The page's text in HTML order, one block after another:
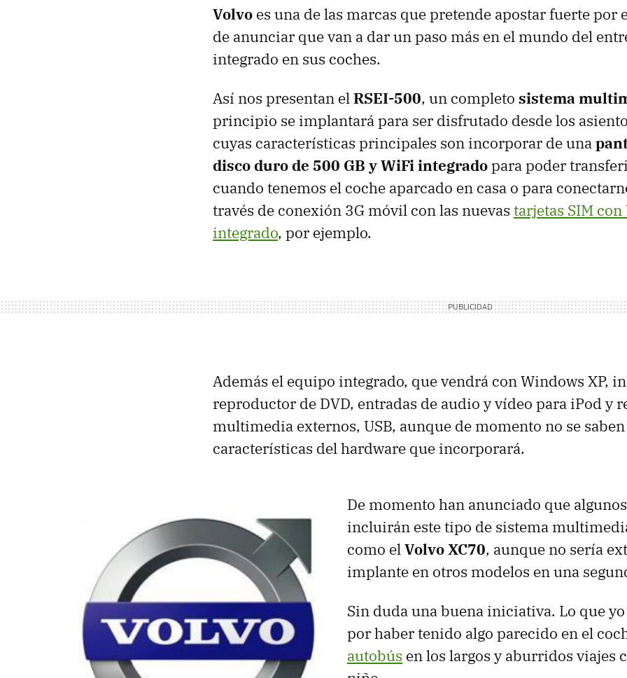
Volvo es una de las marcas que pretende apostar fuerte por
de anunciar que van a dar un paso más en el mundo del
integrado en sus coches.
Así nos presentan elRSEI-500, un completo sistema
principio se implantará para ser disfrutado desde los
cuyas características principales son incorporar de una
disco duro de 500 GB y WiFi integradopara poder
cuando tenemos el coche aparcado en casa o para
través de conexión 3G móvil con las nuevas tarjetas SIM con
integrado, por ejemplo.
Además el equipo integrado, que vendrá con Windows XP,
reproductor de DVD, entradas de audio y vídeo para iPod y
multimedia externos, USB, aunque de momento no se
características del hardware que incorporará.
De momento han anunciado que
incluirán este tipo de sistema
como elVolvo XC70, aunque no sería
implante en otros modelos en una
Sin duda una buena iniciativa. Lo que
por haber tenido algo parecido en el
autobús en los largos y aburridos viajes